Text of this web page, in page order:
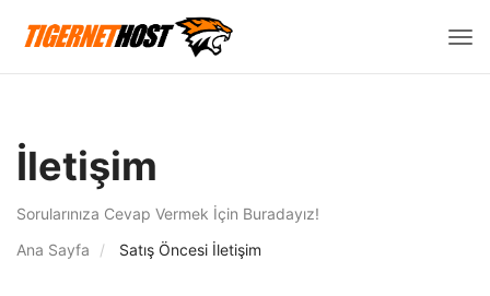
İletişim
Sorularınıza Cevap Vermek İçin Buradayız!
Ana Sayfa
Satış Öncesi İletişim